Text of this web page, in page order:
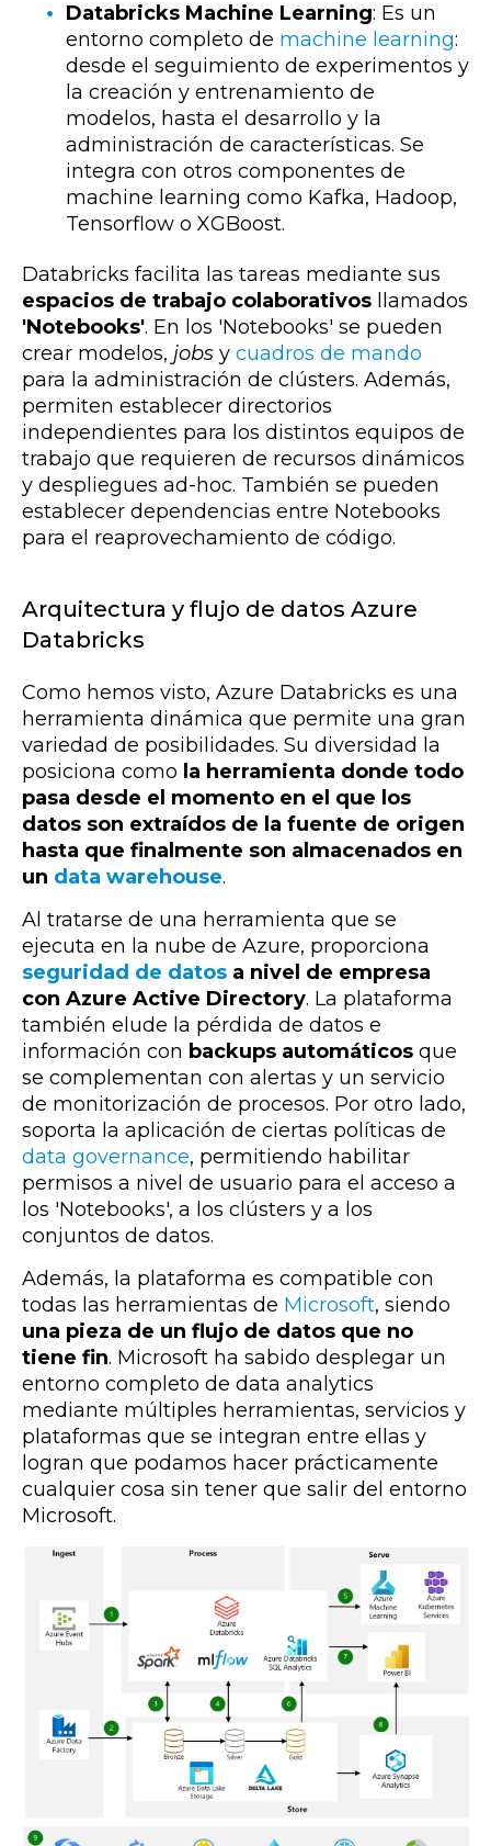
Databricks Machine Learning: Es un
entorno completo de machine learning:
desde el seguimiento de experimentos y
la creación y entrenamiento de
modelos, hasta el desarrollo y la
administración de características. Se
integra con otros componentes de
machine learning como Kafka, Hadoop,
Tensorflow o XGBoost.
Databricks facilita las tareas mediante sus
espacios de trabajo colaborativos llamados
'Notebooks'. En los 'Notebooks' se pueden
crear modelos, jobs y cuadros de mando
para la administración de clústers. Además,
permiten establecer directorios
independientes para los distintos equipos de
trabajo que requieren de recursos dinámicos
y despliegues ad-hoc. También se pueden
establecer dependencias entre Notebooks
para el reaprovechamiento de código.
Arquitectura y flujo de datos Azure
Databricks
Como hemos visto, Azure Databricks es una
herramienta dinámica que permite una gran
variedad de posibilidades. Su diversidad la
posiciona como la herramienta donde todo
pasa desde el momento en el que los
datos son extraídos de la fuente de origen
hasta que finalmente son almacenados en
un data warehouse.
Al tratarse de una herramienta que se
ejecuta en la nube de Azure, proporciona
seguridad de datos a nivel de empresa
con Azure Active Directory. La plataforma
también elude la pérdida de datos e
información con backups automáticos que
se complementan con alertas y un servicio
de monitorización de procesos. Por otro lado,
soporta la aplicación de ciertas políticas de
data governance, permitiendo habilitar
permisos a nivel de usuario para el acceso a
los 'Notebooks', a los clústers y a los
conjuntos de datos.
Además, la plataforma es compatible con
todas las herramientas de Microsoft, siendo
una pieza de un flujo de datos que no
tiene fin. Microsoft ha sabido desplegar un
entorno completo de data analytics
mediante múltiples herramientas, servicios y
plataformas que se integran entre ellas y
logran que podamos hacer prácticamente
cualquier cosa sin tener que salir del entorno
Microsoft.